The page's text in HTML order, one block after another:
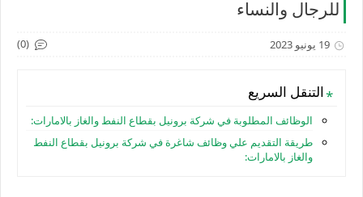
للرجال والنساء
19 يونيو 2023 (0)
التنقل السريع
الوظائف المطلوبة في شركة برونيل بقطاع النفط والغاز بالامارات:
طريقة التقديم علي وظائف شاغرة في شركة برونيل بقطاع النفط
والغاز بالامارات: